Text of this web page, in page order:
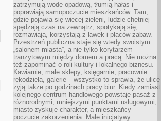
zatrzymują wodę opadową, tłumią hałas i
poprawiają samopoczucie mieszkańców. Tam,
gdzie pojawia się więcej zieleni, ludzie chętniej
spędzają czas na zewnątrz, spotykają się,
rozmawiają, korzystają z ławek i placów zabaw.
Przestrzeń publiczna staje się wtedy swoistym
„salonem miasta”, a nie tylko korytarzem
tranzytowym między domem a pracą. Nie można
też zapominać o roli kultury i lokalnego biznesu.
Kawiarnie, małe sklepy, księgarnie, pracownie
rękodzieła, galerie – wszystko to sprawia, że ulice
żyją także po godzinach pracy biur. Kiedy zamiast
kolejnego centrum handlowego powstaje pasaż z
różnorodnymi, mniejszymi punktami usługowymi,
miasto zyskuje charakter, a mieszkańcy –
poczucie zakorzenienia. Małe inicjatywy